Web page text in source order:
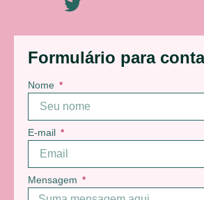
Formulário para
Nome
E-mail
Mensagem